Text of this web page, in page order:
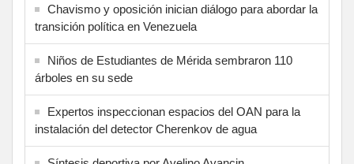
Chavismo y oposición inician diálogo para abordar la
transición política en Venezuela
Niños de Estudiantes de Mérida sembraron 110
árboles en su sede
Expertos inspeccionan espacios del OAN para la
instalación del detector Cherenkov de agua